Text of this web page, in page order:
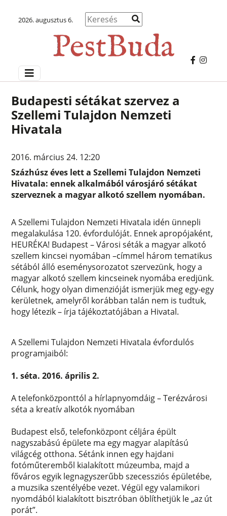
2026. augusztus 6.
Budapesti sétákat szervez a
Szellemi Tulajdon Nemzeti
Hivatala
2016. március 24. 12:20
Százhúsz éves lett a Szellemi Tulajdon Nemzeti
Hivatala: ennek alkalmából városjáró sétákat
szerveznek a magyar alkotó szellem nyomában.
A Szellemi Tulajdon Nemzeti Hivatala idén ünnepli
megalakulása 120. évfordulóját. Ennek apropójaként,
HEURÉKA! Budapest – Városi séták a magyar alkotó
szellem kincsei nyomában –címmel három tematikus
sétából álló eseménysorozatot szervezünk, hogy a
magyar alkotó szellem kincseinek nyomába eredjünk.
Célunk, hogy olyan dimenzióját ismerjük meg egy-egy
kerületnek, amelyről korábban talán nem is tudtuk,
hogy létezik – írja tájékoztatójában a Hivatal.
A Szellemi Tulajdon Nemzeti Hivatala évfordulós
programjaiból:
1. séta. 2016. április 2.
A telefonközponttól a hírlapnyomdáig – Terézvárosi
séta a kreatív alkotók nyomában
Budapest első, telefonközpont céljára épült
nagyszabású épülete ma egy magyar alapítású
világcég otthona. Sétánk innen egy hajdani
fotóműteremből kialakított múzeumba, majd a
főváros egyik legnagyszerűbb szecessziós épületébe,
a muzsika szentélyébe vezet. Végül egy valamikori
nyomdából kialakított bisztróban öblíthetjük le „az út
porát”.